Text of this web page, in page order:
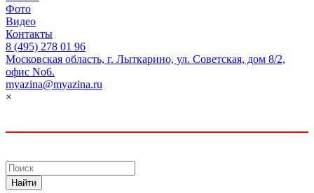
Фото
Видео
Контакты
8 (495) 278 01 96
Московская область, г. Лыткарино, ул. Советская, дом 8/2,
офис No6.
myazina@myazina.ru
×
Найти